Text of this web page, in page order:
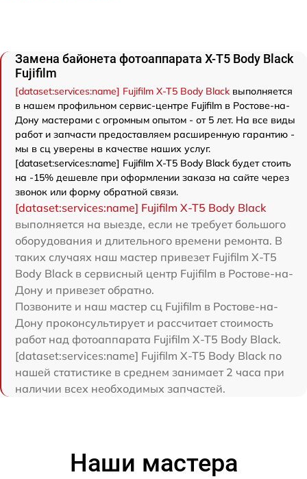
Замена байонета фотоаппарата X-T5 Body Black
Fujifilm
[dataset:services:name] Fujifilm X-T5 Body Blackвыполняется
в нашем профильном сервис-центре Fujifilm в Ростове-на-
Дону мастерами с огромным опытом - от 5 лет. На все виды
работ и запчасти предоставляем расширенную гарантию -
мы в сц уверены в качестве наших услуг.
[dataset:services:name] Fujifilm X-T5 Body Black будет стоить
на -15% дешевле при оформлении заказа на сайте через
звонок или форму обратной связи.
[dataset:services:name] Fujifilm X-T5 Body Black
выполняется на выезде, если не требует большого
оборудования и длительного времени ремонта. В
таких случаях наш мастер привезет Fujifilm X-T5
Body Black в сервисный центр Fujifilm в Ростове-на-
Дону и привезет обратно.
Позвоните и наш мастер сц Fujifilm в Ростове-на-
Дону проконсультирует и рассчитает стоимость
работ над фотоаппарата Fujifilm X-T5 Body Black.
[dataset:services:name] Fujifilm X-T5 Body Black по
нашей статистике в среднем занимает 2 часа при
наличии всех необходимых запчастей.
Наши мастера